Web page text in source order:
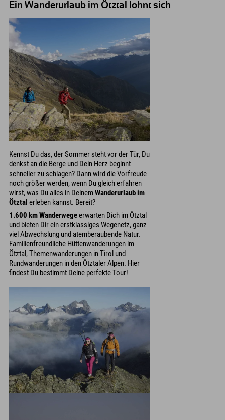
Ein Wanderurlaub im Ötztal lohnt sich
Kennst Du das, der Sommer steht vor der Tür, Du
denkst an die Berge und Dein Herz beginnt
schneller zu schlagen? Dann wird die Vorfreude
noch größer werden, wenn Du gleich erfahren
wirst, was Du alles in DeinemWanderurlaub im
Ötztal erleben kannst. Bereit?
1.600 km Wanderwegeerwarten Dich im Ötztal
und bieten Dir ein erstklassiges Wegenetz, ganz
viel Abwechslung und atemberaubende Natur.
Familienfreundliche Hüttenwanderungen im
Ötztal, Themenwanderungen in Tirol und
Rundwanderungen in den Ötztaler Alpen. Hier
findest Du bestimmt Deine perfekte Tour!